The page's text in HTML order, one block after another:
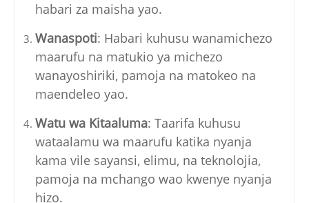
habari za maisha yao.
Wanaspoti: Habari kuhusu wanamichezo
maarufu na matukio ya michezo
wanayoshiriki, pamoja na matokeo na
maendeleo yao.
Watu wa Kitaaluma: Taarifa kuhusu
wataalamu wa maarufu katika nyanja
kama vile sayansi, elimu, na teknolojia,
pamoja na mchango wao kwenye nyanja
hizo.